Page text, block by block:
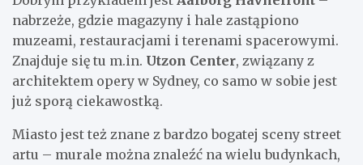
nabrzeże, gdzie magazyny i hale zastąpiono
muzeami, restauracjami i terenami spacerowymi.
Znajduje się tu m.in. Utzon Center, związany z
architektem opery w Sydney, co samo w sobie jest
już sporą ciekawostką.
Miasto jest też znane z bardzo bogatej sceny street
artu – murale można znaleźć na wielu budynkach,